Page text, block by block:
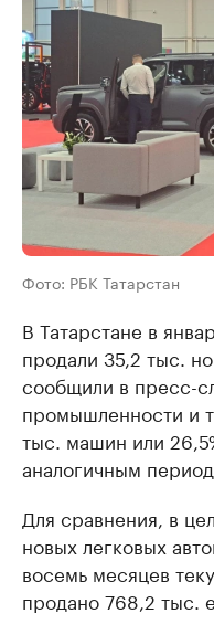
Фото: РБК Татарстан
В Татарстане в
продали 35,2 тыс.
сообщили в пресс-
промышленности и
тыс. машин или
аналогичным
Для сравнения, в
новых легковых
восемь месяцев
продано 768,2 тыс.